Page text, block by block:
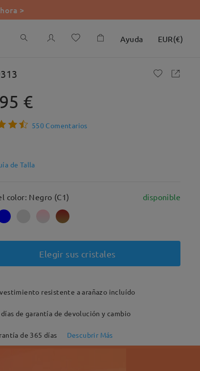
>
Ayuda EUR(€)
€
550 Comentarios
de Talla
color: Negro (C1) disponible
Elegir sus cristales
resistente a arañazo incluído
días de garantía de devolución y cambio
de 365 días Descubrir Más